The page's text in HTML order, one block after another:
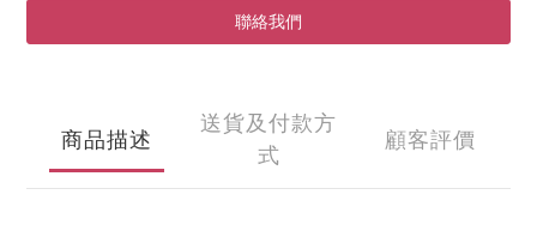
聯絡我們
商品描述
送貨及付款方
式
顧客評價